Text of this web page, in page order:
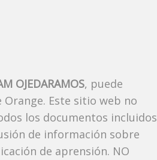
OJEDARAMOS, puede
Este sitio web no
los documentos incluidos
de información sobre
de aprensión. NO